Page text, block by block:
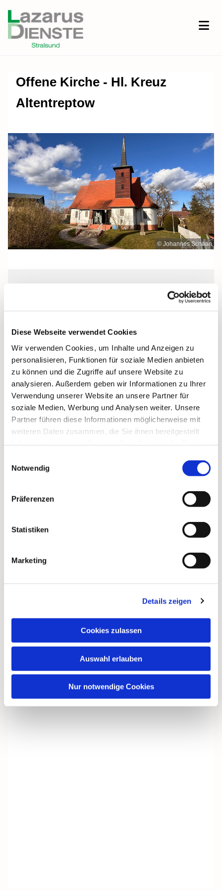
Diese Webseite verwendet Cookies
Wir verwenden Cookies, um Inhalte und Anzeigen zu
personalisieren, Funktionen für soziale Medien anbieten
zu können und die Zugriffe auf unsere Website zu
analysieren. Außerdem geben wir Informationen zu Ihrer
Verwendung unserer Website an unsere Partner für
soziale Medien, Werbung und Analysen weiter. Unsere
Partner führen diese Informationen möglicherweise mit
weiteren Daten zusammen, die Sie ihnen bereitgestellt
Notwendig
Präferenzen
Statistiken
Marketing
Details zeigen
Cookies zulassen
Auswahl erlauben
Nur notwendige Cookies
Offene Kirche - Hl. Kreuz
Altentreptow
© Johannes Schaan
Donnerstag, 16. Juli 2026, 10:00 -
12:00 Uhr
Heilig Kreuz, Altentreptow,
Klüschenberg, Katholischer Berg,
17087 Altentreptow
Dies könnte Sie auch
interessieren